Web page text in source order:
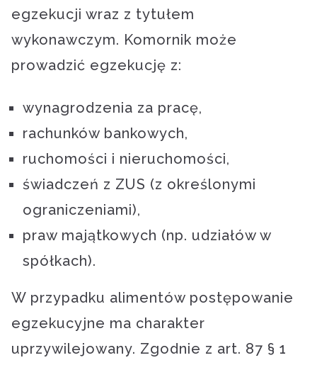
egzekucji wraz z tytułem
wykonawczym. Komornik może
prowadzić egzekucję z:
wynagrodzenia za pracę,
rachunków bankowych,
ruchomości i nieruchomości,
świadczeń z ZUS (z określonymi
ograniczeniami),
praw majątkowych (np. udziałów w
spółkach).
W przypadku alimentów postępowanie
egzekucyjne ma charakter
uprzywilejowany. Zgodnie z art. 87 § 1